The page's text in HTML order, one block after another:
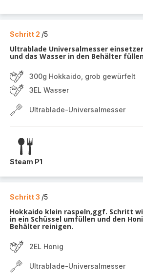
Schritt 2 /5
Ultrablade Universalmesser
und das Wasser in den Behälter
300g Hokkaido, grob gewürfelt
3EL Wasser
Ultrablade-Universalmesser
Steam P1
Schritt 3 /5
Hokkaido klein raspeln,ggf. Schritt
in ein Schüssel umfüllen und den
Behälter reinigen.
2EL Honig
Ultrablade-Universalmesser